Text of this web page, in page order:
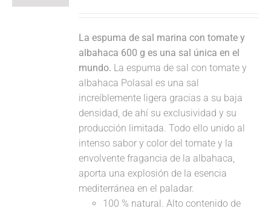
La espuma de sal marina con tomate y
albahaca 600 g es una sal única en el
mundo. La espuma de sal con tomate y
albahaca Polasal es una sal
increíblemente ligera gracias a su baja
densidad, de ahí su exclusividad y su
producción limitada. Todo ello unido al
intenso sabor y color del tomate y la
envolvente fragancia de la albahaca,
aporta una explosión de la esencia
mediterránea en el paladar.
100 % natural. Alto contenido de